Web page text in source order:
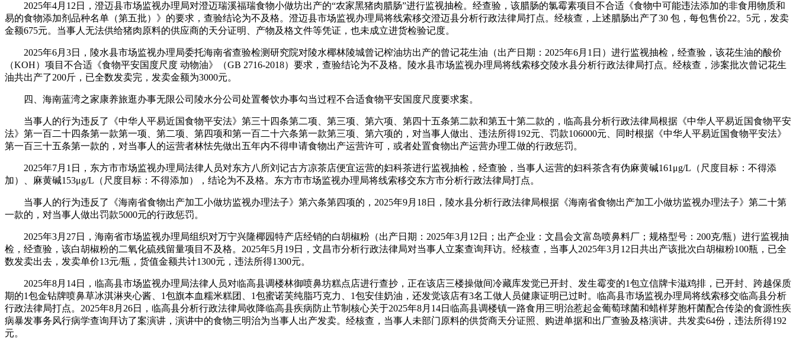
2025年4月12日，澄迈县市场监视办理局对澄迈瑞溪福瑞食物小做坊出产的“农家黑猪肉腊肠”进行监视抽检。经查验，该腊肠的氯霉素项目不合适《食物中可能违法添加的非食用物质和
易的食物添加剂品种名单（第五批）》的要求，查验结论为不及格。澄迈县市场监视办理局将线索移交澄迈县分析行政法律局打点。经核查，上述腊肠出产了30 包，每包售价22。5元，发卖
金额675元。当事人无法供给猪肉原料的供应商的天分证明、产物及格文件等凭证，也未成立进货检验记度。
2025年6月3日，陵水县市场监视办理局委托海南省查验检测研究院对陵水椰林陵城曾记榨油坊出产的曾记花生油（出产日期：2025年6月1日）进行监视抽检，经查验，该花生油的酸价
（KOH）项目不合适《食物平安国度尺度 动物油》（GB 2716-2018）要求，查验结论为不及格。陵水县市场监视办理局将线索移交陵水县分析行政法律局打点。经核查，涉案批次曾记花生
油共出产了200斤，已全数发卖完，发卖金额为3000元。
四、海南蓝湾之家康养旅逛办事无限公司陵水分公司处置餐饮办事勾当过程不合适食物平安国度尺度要求案。
当事人的行为违反了《中华人平易近国食物平安法》第三十四条第二项、第三项、第六项、第四十五条第二款和第五十第二款的，临高县分析行政法律局根据《中华人平易近国食物平安
法》第一百二十四条第一款第一项、第二项、第四项和第一百二十六条第一款第三项、第六项的，对当事人做出、违法所得192元、罚款106000元、同时根据《中华人平易近国食物平安法》
第一百三十五条第一款的，对当事人的运营者林怯先做出五年内不得申请食物出产运营许可，或者处置食物出产运营办理工做的行政惩罚。
2025年7月1日，东方市市场监视办理局法律人员对东方八所刘记古方凉茶店便宜运营的妇科茶进行监视抽检，经查验，当事人运营的妇科茶含有伪麻黄碱161μg/L（尺度目标：不得添
加）、麻黄碱153μg/L（尺度目标：不得添加），结论为不及格。东方市市场监视办理局将线索移交东方市分析行政法律局打点。
当事人的行为违反了《海南省食物出产加工小做坊监视办理法子》第六条第四项的，2025年9月18日，陵水县分析行政法律局根据《海南省食物出产加工小做坊监视办理法子》第二十第
一款的，对当事人做出罚款5000元的行政惩罚。
2025年3月27日，海南省市场监视办理局组织对万宁兴隆椰园特产店经销的白胡椒粉（出产日期：2025年3月12日；出产企业：文昌会文富岛喷鼻料厂；规格型号：200克/瓶）进行监视抽
检，经查验，该白胡椒粉的二氧化硫残留量项目不及格。2025年5月19日，文昌市分析行政法律局对当事人立案查询拜访。经核查，当事人2025年3月12日共出产该批次白胡椒粉100瓶，已全
数发卖出去，发卖单价13元/瓶，货值金额共计1300元，违法所得1300元。
2025年8月14日，临高县市场监视办理局法律人员对临高县调楼林御喷鼻坊糕点店进行查抄，正在该店三楼操做间冷藏库发觉已开封、发生霉变的1包立信牌卡滋鸡排，已开封、跨越保质
期的1包金钻牌喷鼻草冰淇淋夹心酱、1包旗本血糯米糕团、1包蜜诺芙纯脂巧克力、1包安佳奶油，还发觉该店有3名工做人员健康证明已过时。临高县市场监视办理局将线索移交临高县分析
行政法律局打点。2025年8月26日，临高县分析行政法律局收降临高县疾病防止节制核心关于2025年8月14日临高县调楼镇一路食用三明治惹起金葡萄球菌和蜡样芽胞杆菌配合传染的食源性疾
病暴发事务风行病学查询拜访了案演讲，演讲中的食物三明治为当事人出产发卖。经核查，当事人未部门原料的供货商天分证照、购进单据和出厂查验及格演讲。共发卖64份，违法所得192
元。